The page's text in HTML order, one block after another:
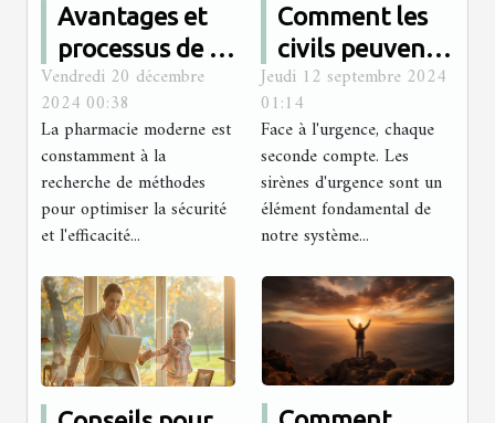
Avantages et
processus de la
préparation
des doses à
administrer en
pharmacie
Vendredi 20 décembre
2024 00:38
La pharmacie moderne est
constamment à la
recherche de méthodes
pour optimiser la sécurité
et l'efficacité...
Comment les
civils peuvent
réagir aux
différents
signaux de
sirènes
d'urgence
Jeudi 12 septembre 2024
01:14
Face à l'urgence, chaque
seconde compte. Les
sirènes d'urgence sont un
élément fondamental de
notre système...